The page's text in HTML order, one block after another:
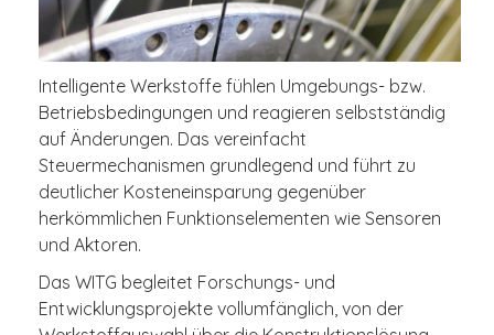
Intelligente Werkstoffe fühlen Umgebungs- bzw.
Betriebsbedingungen und reagieren selbstständig
auf Änderungen. Das vereinfacht
Steuermechanismen grundlegend und führt zu
deutlicher Kosteneinsparung gegenüber
herkömmlichen Funktionselementen wie Sensoren
und Aktoren.
Das WITG begleitet Forschungs- und
Entwicklungsprojekte vollumfänglich, von der